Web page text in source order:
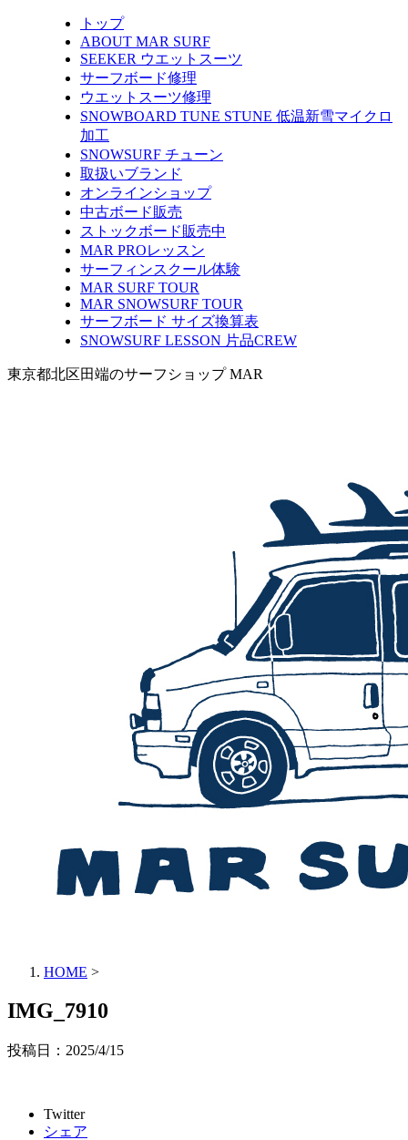
トップ
ABOUT MAR SURF
SEEKER ウエットスーツ
サーフボード修理
ウエットスーツ修理
SNOWBOARD TUNE STUNE 低温新雪マイクロ
加工
SNOWSURF チューン
取扱いブランド
オンラインショップ
中古ボード販売
ストックボード販売中
MAR PROレッスン
サーフィンスクール体験
MAR SURF TOUR
MAR SNOWSURF TOUR
サーフボード サイズ換算表
SNOWSURF LESSON 片品CREW
東京都北区田端のサーフショップ MAR
HOME >
IMG_7910
投稿日： 2025/4/15
Twitter
シェア